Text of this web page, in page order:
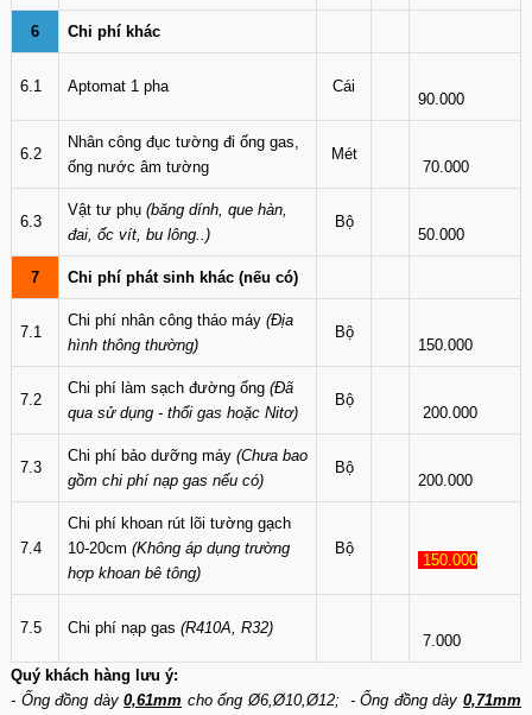
6 Chi phí khác
6.1 Aptomat 1 pha Cái
90.000
6.2
Nhân công đục tường đi ống gas,
ống nước âm tường
Mét
70.000
6.3
Vật tư phụ (băng dính, que hàn,
đai, ốc vít, bu lông..)
Bộ
50.000
7 Chi phí phát sinh khác (nếu có)
7.1
Chi phí nhân công tháo máy (Địa
hình thông thường)
Bộ
150.000
7.2
Chi phí làm sạch đường ống (Đã
qua sử dụng - thổi gas hoặc Nitơ)
Bộ
200.000
7.3
Chi phí bảo dưỡng máy (Chưa bao
gồm chi phí nạp gas nếu có)
Bộ
200.000
7.4
Chi phí khoan rút lõi tường gạch
10-20cm (Không áp dụng trường
hợp khoan bê tông)
Bộ
150.000
7.5 Chi phí nạp gas (R410A, R32)
7.000
Quý khách hàng lưu ý:
- Ống đồng dày0,61mm cho ống Ø6,Ø10,Ø12; - Ống đồng dày0,71mm